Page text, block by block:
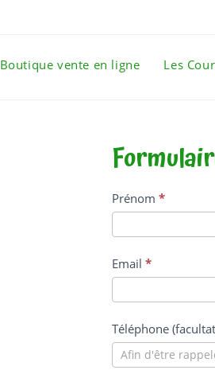
Boutique vente en ligne Les
Contact
Prénom *
Email *
Téléphone